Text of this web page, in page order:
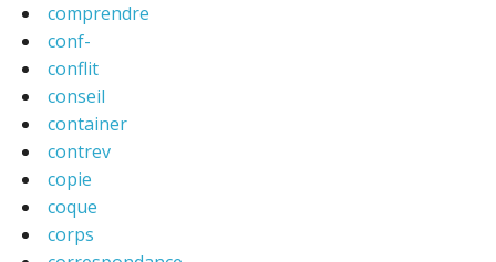
comprendre
conf-
conflit
conseil
container
contrev
copie
coque
corps